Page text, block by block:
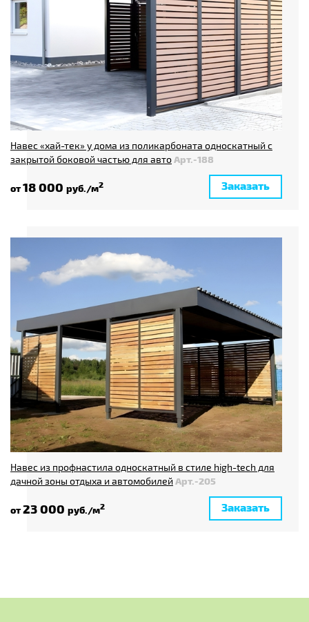
Навес «хай-тек» у дома из поликарбоната односкатный с
закрытой боковой частью для автоАрт.-188
от18 000 руб./м2 Заказать
Навес из профнастила односкатный в стиле high-tech для
дачной зоны отдыха и автомобилейАрт.-205
от23 000 руб./м2 Заказать